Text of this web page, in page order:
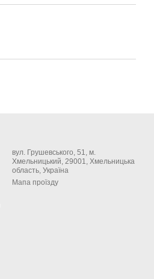
вул. Грушевського, 51, м.
Хмельницький, 29001, Хмельницька
область, Україна
Мапа проїзду